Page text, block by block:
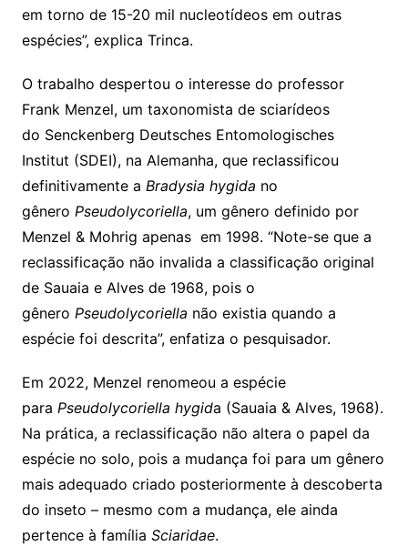
em torno de 15-20 mil nucleotídeos em outras
espécies”, explica Trinca.
O trabalho despertou o interesse do professor
Frank Menzel, um taxonomista de sciarídeos
do Senckenberg Deutsches Entomologisches
Institut (SDEI), na Alemanha, que reclassificou
definitivamente a Bradysia hygida no
gênero Pseudolycoriella, um gênero definido por
Menzel & Mohrig apenas em 1998. “Note-se que a
reclassificação não invalida a classificação original
de Sauaia e Alves de 1968, pois o
gênero Pseudolycoriella não existia quando a
espécie foi descrita”, enfatiza o pesquisador.
Em 2022, Menzel renomeou a espécie
para Pseudolycoriella hygida (Sauaia & Alves, 1968).
Na prática, a reclassificação não altera o papel da
espécie no solo, pois a mudança foi para um gênero
mais adequado criado posteriormente à descoberta
do inseto – mesmo com a mudança, ele ainda
pertence à família Sciaridae.